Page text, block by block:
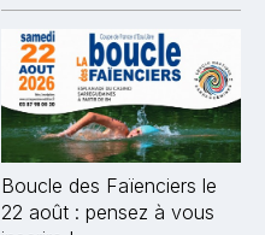
Boucle des Faïenciers le
22 août : pensez à vous